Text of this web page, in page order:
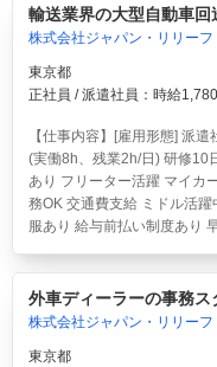
輸送業界の大型自動車回
株式会社ジャパン・リリーフ
東京都
正社員 / 派遣社員：時給
【仕事内容】[雇用形態] 派
(実働8h、残業2h/日) 研修10
あり フリーター活躍 マイカ
務OK 交通費支給 ミドル活
服あり 給与前払い制度あり
外車ディーラーの事務ス
株式会社ジャパン・リリーフ
東京都